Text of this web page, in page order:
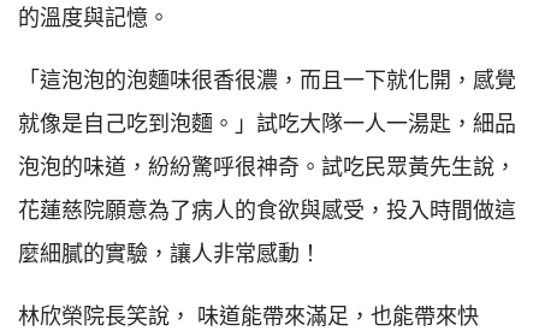
的溫度與記憶。
「這泡泡的泡麵味很香很濃，而且一下就化開，感覺
就像是自己吃到泡麵。」試吃大隊一人一湯匙，細品
泡泡的味道，紛紛驚呼很神奇。試吃民眾黃先生說，
花蓮慈院願意為了病人的食欲與感受，投入時間做這
麼細膩的實驗，讓人非常感動！
林欣榮院長笑說， 味道能帶來滿足，也能帶來快